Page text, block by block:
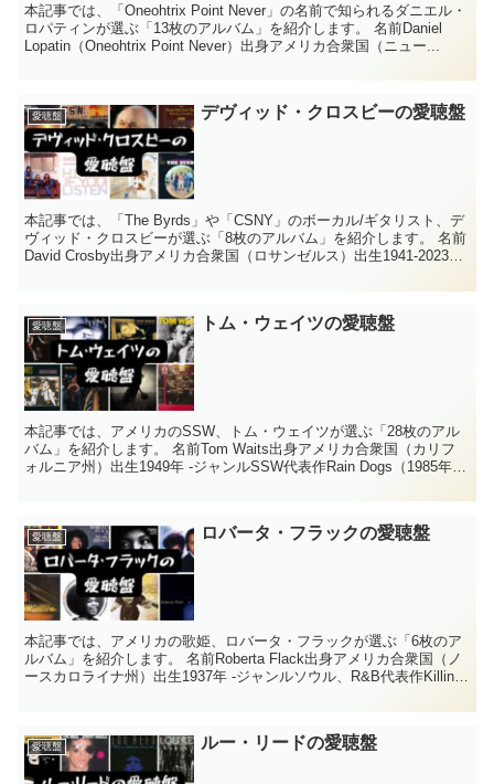
本記事では、「Oneohtrix Point Never」の名前で知られるダニエル・
ロパティンが選ぶ「13枚のアルバム」を紹介します。 名前Daniel
Lopatin（Oneohtrix Point Never）出身アメリカ合衆国（ニュー...
愛聴盤 デヴィッド・クロスビーの愛聴盤
本記事では、「The Byrds」や「CSNY」のボーカル/ギタリスト、デ
ヴィッド・クロスビーが選ぶ「8枚のアルバム」を紹介します。 名前
David Crosby出身アメリカ合衆国（ロサンゼルス）出生1941-2023年
愛聴盤 トム・ウェイツの愛聴盤
本記事では、アメリカのSSW、トム・ウェイツが選ぶ「28枚のアル
バム」を紹介します。 名前Tom Waits出身アメリカ合衆国（カリフ
ォルニア州）出生1949年 -ジャンルSSW代表作Rain Dogs（1985年）
愛聴盤 ロバータ・フラックの愛聴盤
本記事では、アメリカの歌姫、ロバータ・フラックが選ぶ「6枚のア
ルバム」を紹介します。 名前Roberta Flack出身アメリカ合衆国（ノ
ースカロライナ州）出生1937年 -ジャンルソウル、R&B代表作Killing
愛聴盤 ルー・リードの愛聴盤